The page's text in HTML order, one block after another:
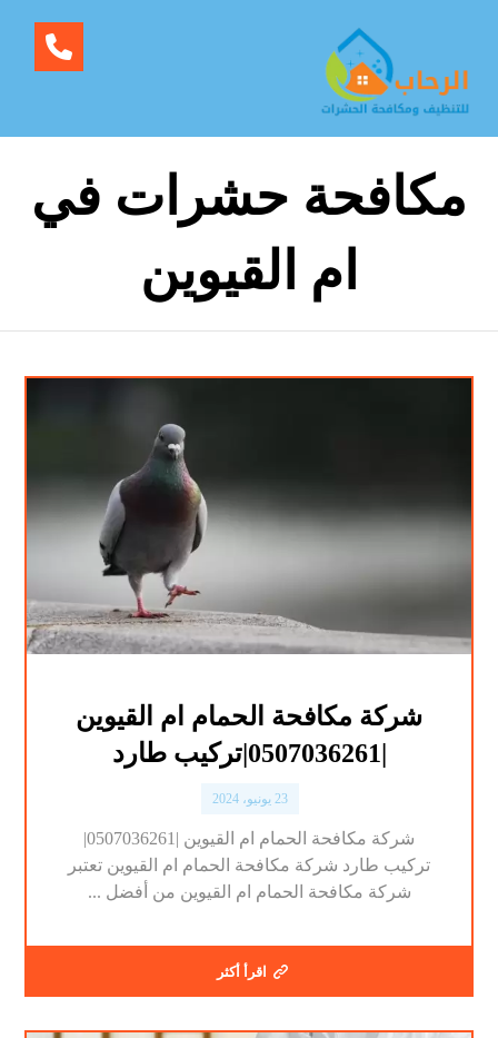
مكافحة حشرات في
ام القيوين
شركة مكافحة الحمام ام القيوين
23 يونيو، 2024
شركة مكافحة الحمام ام القيوين |0507036261|
تركيب طارد شركة مكافحة الحمام ام القيوين تعتبر
شركة مكافحة الحمام ام القيوين من أفضل ...
اقرأ أكثر